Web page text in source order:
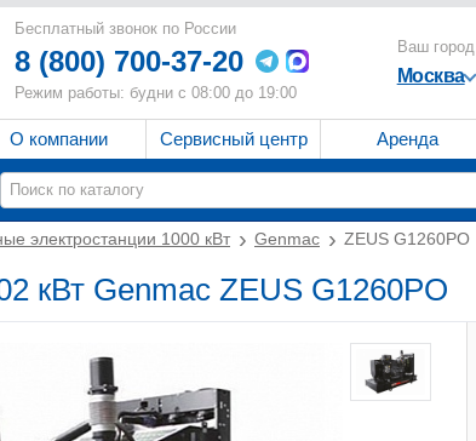
Бесплатный звонок по России
8 (800) 700-37-20
Режим работы: будни с 08:00 до 19:00
Ваш город
Москва
О компании Сервисный центр Аренда
электростанции 1000 кВт Genmac ZEUS G1260PO
кВт Genmac ZEUS G1260PO